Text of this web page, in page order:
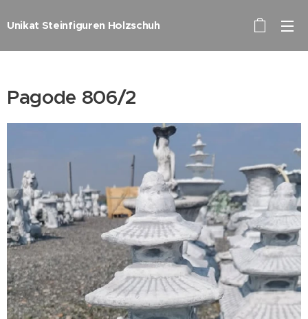
Unikat Steinfiguren Holzschuh
Pagode 806/2